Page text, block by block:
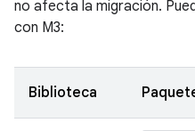
no afecta la migración.
con M3:
Biblioteca